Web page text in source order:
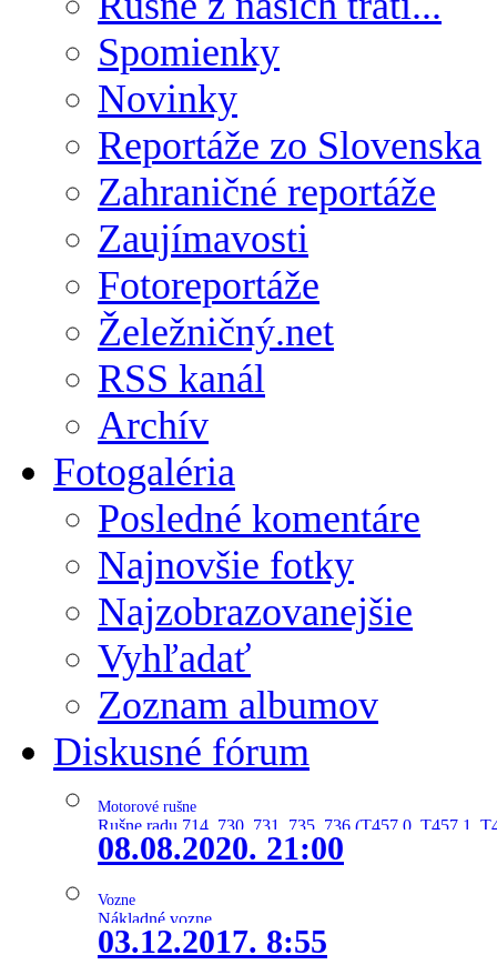
Spomienky
Novinky
Reportáže zo Slovenska
Zahraničné reportáže
Zaujímavosti
Fotoreportáže
Želežničný.net
RSS kanál
Archív
Fotogaléria
Posledné komentáre
Najnovšie fotky
Najzobrazovanejšie
Vyhľadať
Zoznam albumov
Diskusné fórum
Motorové rušne
Rušne radu 714, 730, 731, 735, 736 (T457.0, T457.1,
08.08.2020. 21:00
Vozne
Nákladné vozne
03.12.2017. 8:55